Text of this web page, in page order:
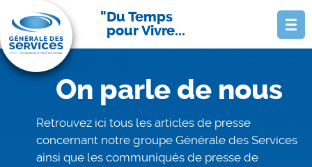
Du Temps
pour Vivre...
On parle de nous
Retrouvez ici tous les articles de presse
concernant notre groupe Générale des Services
ainsi que les communiqués de presse de